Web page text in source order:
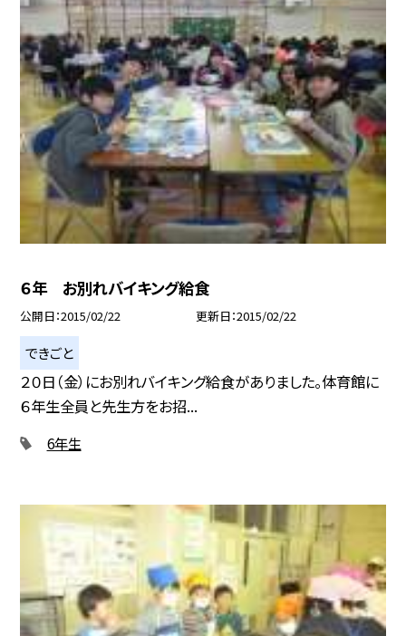
６年 お別れバイキング給食
公開日 2015/02/22 更新日 2015/02/22
できごと
２０日（金）にお別れバイキング給食がありました。体育館に
６年生全員と先生方をお招...
6年生